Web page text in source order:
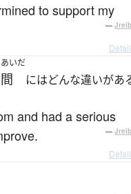
to support my
—
あいだ
間
にはどんな違いがあ
and had a serious
—